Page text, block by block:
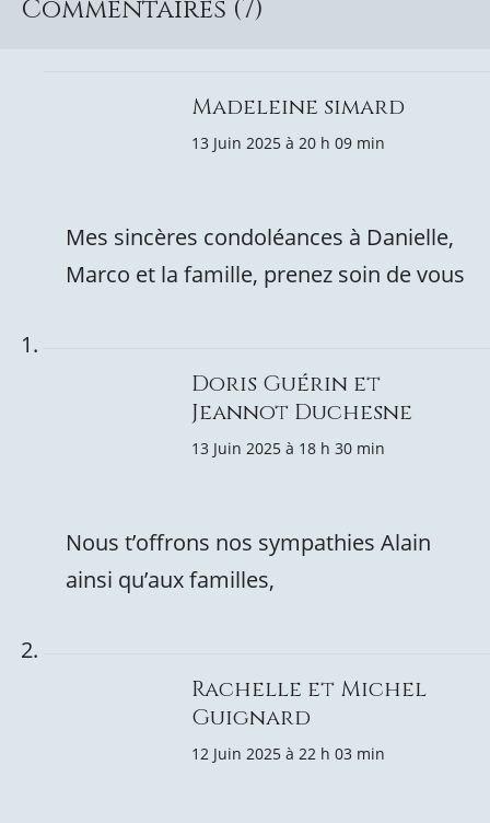
Commentaires (7)
Madeleine simard
13 Juin 2025 à 20 h 09 min
Mes sincères condoléances à Danielle,
Marco et la famille, prenez soin de vous
Doris Guérin et
Jeannot Duchesne
13 Juin 2025 à 18 h 30 min
Nous t’offrons nos sympathies Alain
ainsi qu’aux familles,
Rachelle et Michel
Guignard
12 Juin 2025 à 22 h 03 min